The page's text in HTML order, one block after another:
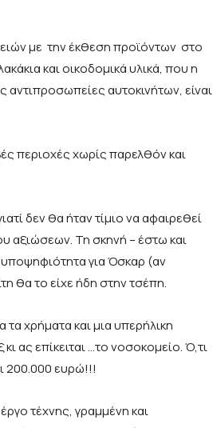
με την έκθεση προϊόντων στο
και οικοδομικά υλικά, που η
αυτοκινήτων, είναι
περιοχές χωρίς παρελθόν και
δεν θα ήταν τίμιο να αφαιρεθεί
αξιώσεων. Τη σκηνή – έστω και
υποψηφιότητα για Όσκαρ (αν
θα το είχε ήδη στην τσέπη.
χρήματα και μια υπερήλικη
ας επίκειται …το νοσοκομείο. Ό,τι
200.000 ευρώ!!!
τέχνης, γραμμένη και